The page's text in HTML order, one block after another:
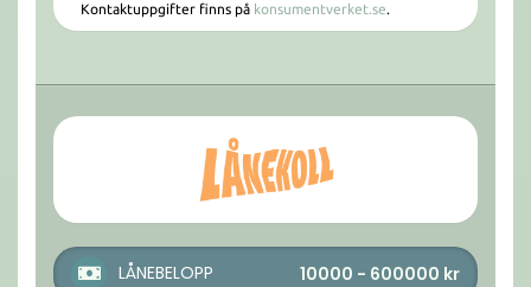
Kontaktuppgifter finns på konsumentverket.se.
LÅNEBELOPP 10000 - 600000 kr